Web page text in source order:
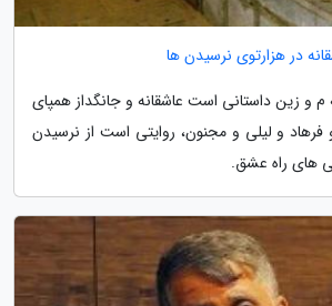
در هزارتوی نرسیدن ها
م و زین داستانی است عاشقانه و جانگداز همپای
و لیلی و مجنون، روایتی است از نرسیدن
های راه عشق.